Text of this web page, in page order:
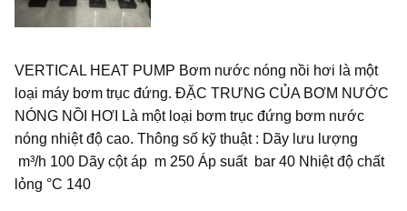
VERTICAL HEAT PUMP Bơm nước nóng nồi hơi là một
loại máy bơm trục đứng. ĐẶC TRƯNG CỦA BƠM NƯỚC
NÓNG NỒI HƠI Là một loại bơm trục đứng bơm nước
nóng nhiệt độ cao. Thông số kỹ thuật : Dãy lưu lượng
m³/h 100 Dãy cột áp m 250 Áp suất bar 40 Nhiệt độ chất
lỏng °C 140